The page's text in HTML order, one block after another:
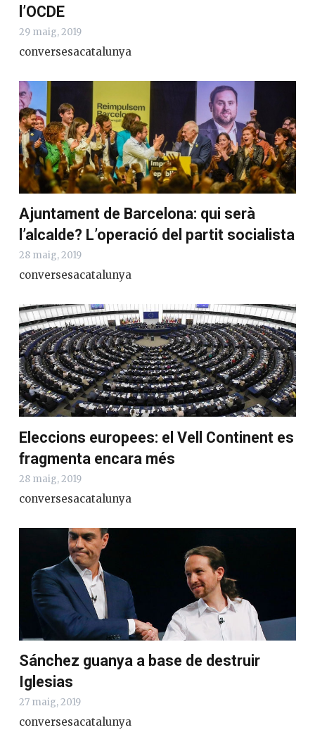
l’OCDE
29 maig, 2019
conversesacatalunya
Ajuntament de Barcelona: qui serà
l’alcalde? L’operació del partit socialista
28 maig, 2019
conversesacatalunya
Eleccions europees: el Vell Continent es
fragmenta encara més
28 maig, 2019
conversesacatalunya
Sánchez guanya a base de destruir
Iglesias
27 maig, 2019
conversesacatalunya